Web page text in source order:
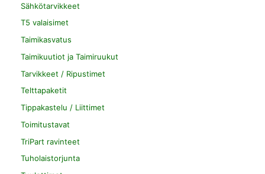
Sähkötarvikkeet
T5 valaisimet
Taimikasvatus
Taimikuutiot ja Taimiruukut
Tarvikkeet / Ripustimet
Telttapaketit
Tippakastelu / Liittimet
Toimitustavat
TriPart ravinteet
Tuholaistorjunta